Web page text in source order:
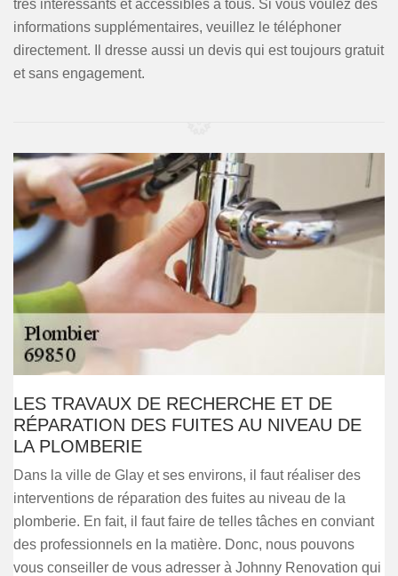
très intéressants et accessibles à tous. Si vous voulez des
informations supplémentaires, veuillez le téléphoner
directement. Il dresse aussi un devis qui est toujours gratuit
et sans engagement.
LES TRAVAUX DE RECHERCHE ET DE
RÉPARATION DES FUITES AU NIVEAU DE
LA PLOMBERIE
Dans la ville de Glay et ses environs, il faut réaliser des
interventions de réparation des fuites au niveau de la
plomberie. En fait, il faut faire de telles tâches en conviant
des professionnels en la matière. Donc, nous pouvons
vous conseiller de vous adresser à Johnny Renovation qui